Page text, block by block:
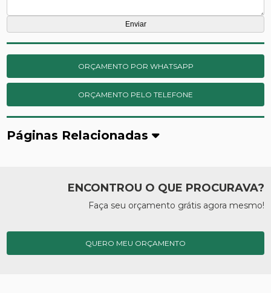
ORÇAMENTO POR WHATSAPP
ORÇAMENTO PELO TELEFONE
Páginas Relacionadas
ENCONTROU O QUE PROCURAVA?
Faça seu orçamento grátis agora mesmo!
QUERO MEU ORÇAMENTO